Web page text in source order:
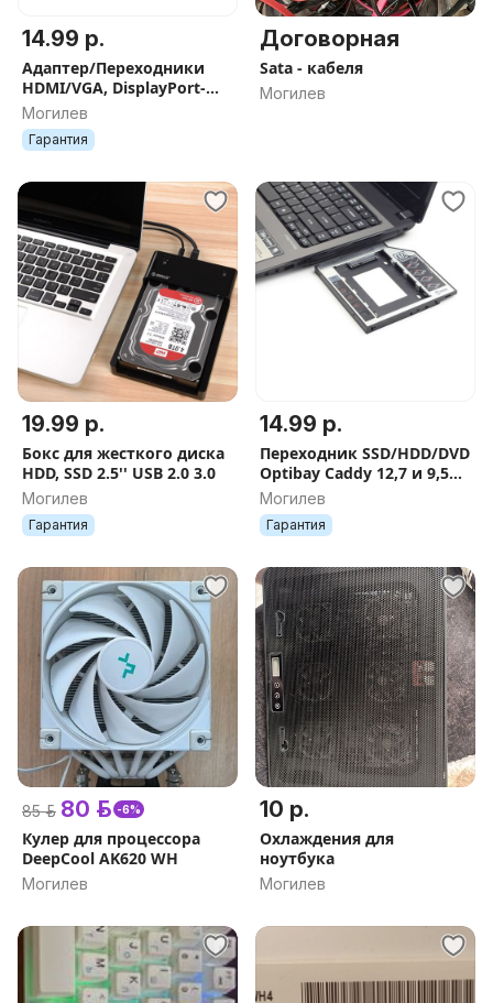
14.99 р.
Адаптер/Переходники
HDMI/VGA, DisplayPort-
VGA, HDMI-DVI, DVI -
HDMI, VGA-HDMI
Могилев
Гарантия
Договорная
Sata - кабеля
Могилев
19.99 р.
Бокс для жесткого диска
HDD, SSD 2.5'' USB 2.0 3.0
Могилев
Гарантия
14.99 р.
Переходник SSD/HDD/DVD
Optibay Caddy 12,7 и 9,5
мм
Могилев
Гарантия
85 р. 80 р. -6%
Кулер для процессора
DeepCool AK620 WH
Могилев
10 р.
Охлаждения для
ноутбука
Могилев